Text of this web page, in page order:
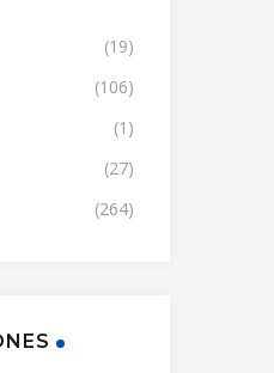
(19)
(106)
(1)
(27)
(264)